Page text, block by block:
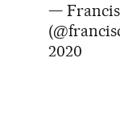
—
2020